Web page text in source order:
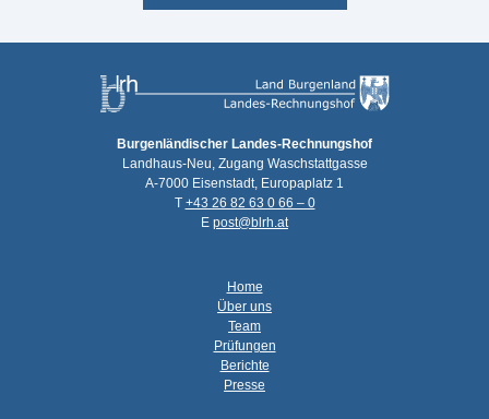
Burgenländischer Landes-Rechnungshof
Landhaus-Neu, Zugang Waschstattgasse
A-7000 Eisenstadt, Europaplatz 1
T +43 26 82 63 0 66 – 0
E post@blrh.at
Home
Über uns
Team
Prüfungen
Berichte
Presse